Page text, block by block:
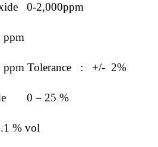
0-2,000ppm
Tolerance : +/- 2%
0 – 25 %
% vol